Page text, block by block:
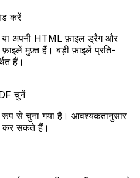
करें
या अपनी HTML फ़ाइल ड्रैग और
मुफ़्त हैं। बड़ी फ़ाइलें प्रति-
हैं।
चुनें
से चुना गया है। आवश्यकतानुसार
कर सकते हैं।